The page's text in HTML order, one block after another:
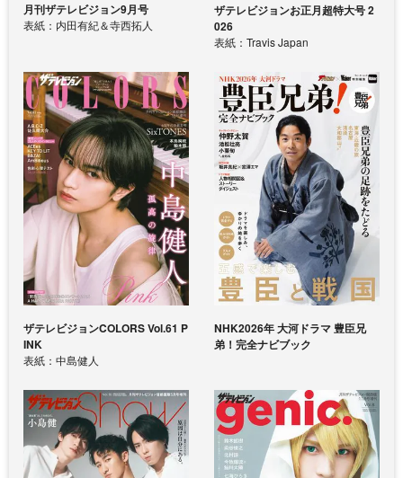
月刊ザテレビジョン9月号
表紙：内田有紀＆寺西拓人
ザテレビジョンお正月超特大号 2
026
表紙：Travis Japan
ザテレビジョンCOLORS Vol.61 P
INK
表紙：中島健人
NHK2026年 大河ドラマ 豊臣兄
弟！完全ナビブック